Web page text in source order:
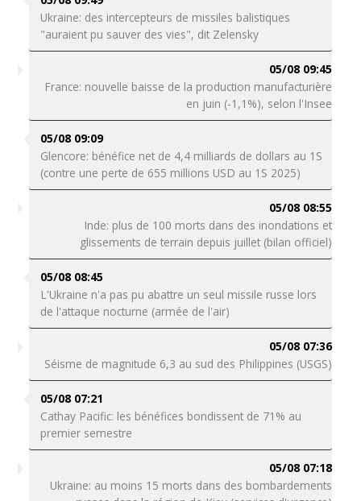
Ukraine: des intercepteurs de missiles balistiques
"auraient pu sauver des vies", dit Zelensky
05/08 09:45
France: nouvelle baisse de la production manufacturière
en juin (-1,1%), selon l'Insee
05/08 09:09
Glencore: bénéfice net de 4,4 milliards de dollars au 1S
(contre une perte de 655 millions USD au 1S 2025)
05/08 08:55
Inde: plus de 100 morts dans des inondations et
glissements de terrain depuis juillet (bilan officiel)
05/08 08:45
L'Ukraine n'a pas pu abattre un seul missile russe lors
de l'attaque nocturne (armée de l'air)
05/08 07:36
Séisme de magnitude 6,3 au sud des Philippines (USGS)
05/08 07:21
Cathay Pacific: les bénéfices bondissent de 71% au
premier semestre
05/08 07:18
Ukraine: au moins 15 morts dans des bombardements